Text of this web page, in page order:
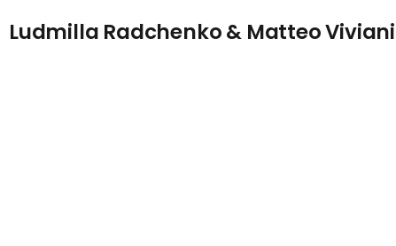
Ludmilla Radchenko & Matteo Viviani